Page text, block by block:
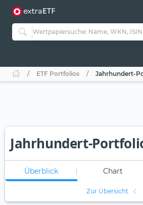
ETF Portfolios Jahrhundert-
Jahrhundert-
Überblick Chart
Zur Übersicht